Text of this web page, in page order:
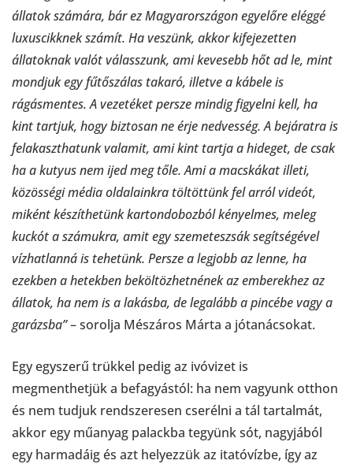
állatok számára, bár ez Magyarországon egyelőre eléggé
luxuscikknek számít. Ha veszünk, akkor kifejezetten
állatoknak valót válasszunk, ami kevesebb hőt ad le, mint
mondjuk egy fűtőszálas takaró, illetve a kábele is
rágásmentes. A vezetéket persze mindig figyelni kell, ha
kint tartjuk, hogy biztosan ne érje nedvesség. A bejáratra is
felakaszthatunk valamit, ami kint tartja a hideget, de csak
ha a kutyus nem ijed meg tőle. Ami a macskákat illeti,
közösségi média oldalainkra töltöttünk fel arról videót,
miként készíthetünk kartondobozból kényelmes, meleg
kuckót a számukra, amit egy szemeteszsák segítségével
vízhatlanná is tehetünk. Persze a legjobb az lenne, ha
ezekben a hetekben beköltözhetnének az emberekhez az
állatok, ha nem is a lakásba, de legalább a pincébe vagy a
garázsba”– sorolja Mészáros Márta a jótanácsokat.
Egy egyszerű trükkel pedig az ivóvizet is
megmenthetjük a befagyástól: ha nem vagyunk otthon
és nem tudjuk rendszeresen cserélni a tál tartalmát,
akkor egy műanyag palackba tegyünk sót, nagyjából
egy harmadáig és azt helyezzük az itatóvízbe, így az